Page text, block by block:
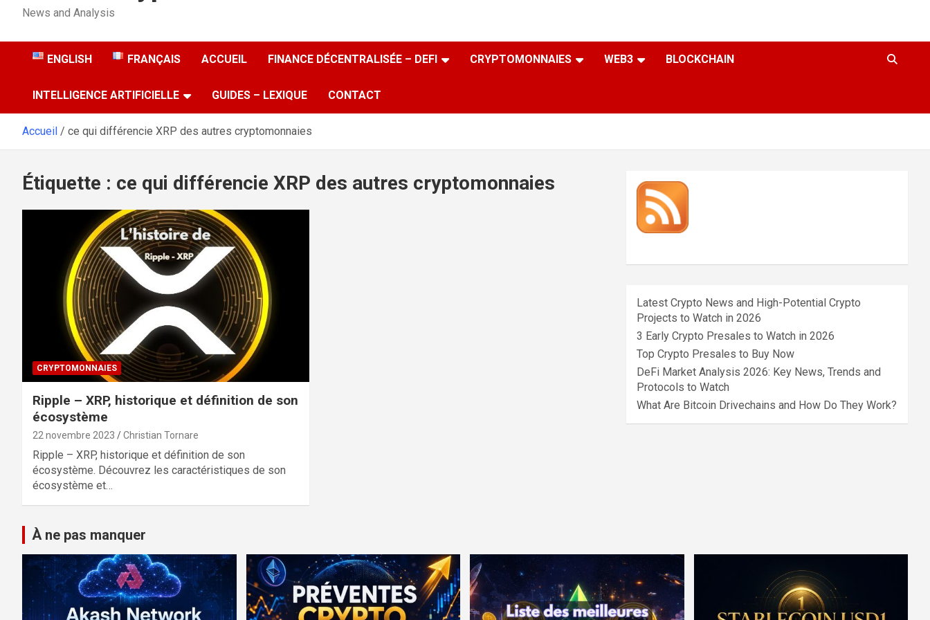
News and Analysis
ENGLISH FRANÇAIS ACCUEIL FINANCE DÉCENTRALISÉE – DEFI CRYPTOMONNAIES WEB3 BLOCKCHAIN
INTELLIGENCE ARTIFICIELLE GUIDES – LEXIQUE CONTACT
Accueil ce qui différencie XRP des autres cryptomonnaies
Étiquette : ce qui différencie XRP des autres cryptomonnaies
CRYPTOMONNAIES
Ripple – XRP, historique et définition de son
écosystème
22 novembre 2023 Christian Tornare
Ripple – XRP, historique et définition de son
écosystème. Découvrez les caractéristiques de son
écosystème et…
Latest Crypto News and High-Potential Crypto
Projects to Watch in 2026
3 Early Crypto Presales to Watch in 2026
Top Crypto Presales to Buy Now
DeFi Market Analysis 2026: Key News, Trends and
Protocols to Watch
What Are Bitcoin Drivechains and How Do They Work?
À ne pas manquer